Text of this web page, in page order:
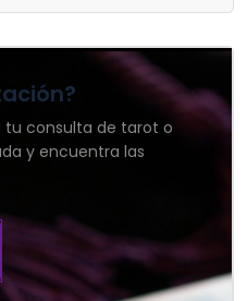
tu consulta de tarot o
y encuentra las